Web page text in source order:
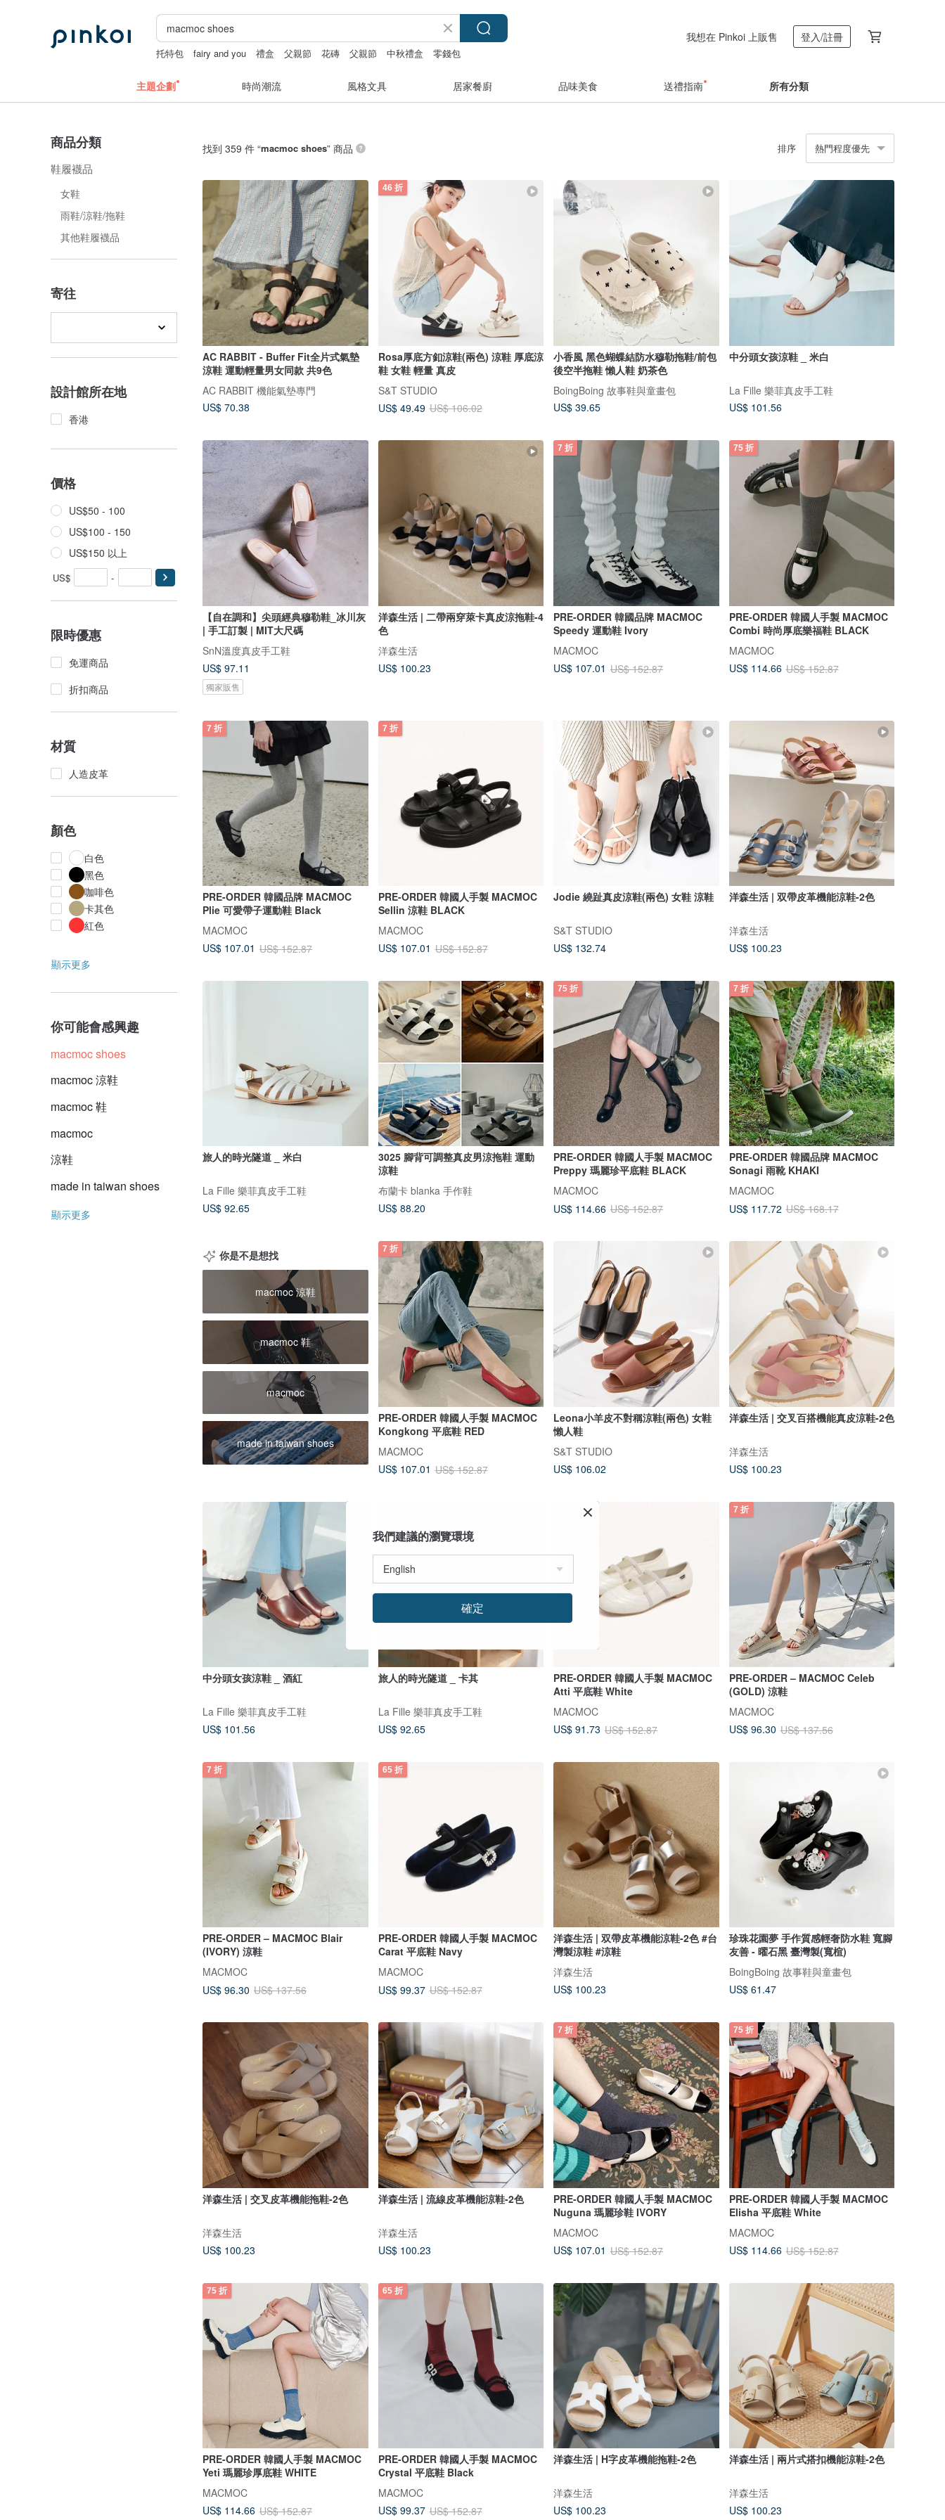
托特包 fairy and you 禮盒 父親節 花磚 父親節 中秋禮盒 零錢包
我想在 Pinkoi 上販售 登入/註冊
主題企劃 時尚潮流 風格文具 居家餐廚 品味美食 送禮指南 所有分類
商品分類
鞋履襪品
女鞋
雨鞋/涼鞋/拖鞋
其他鞋履襪品
寄往
設計館所在地
香港
價格
US$50 - 100
US$100 - 150
US$150 以上
US$ -
限時優惠
免運商品
折扣商品
材質
人造皮革
顏色
白色
黑色
咖啡色
卡其色
紅色
顯示更多
你可能會感興趣
macmoc shoes
macmoc 涼鞋
macmoc 鞋
macmoc
涼鞋
made in taiwan shoes
顯示更多
找到 359 件 “macmoc shoes” 商品 排序 熱門程度優先
AC RABBIT - Buffer Fit全片式氣墊
涼鞋 運動輕量男女同款 共9色
AC RABBIT 機能氣墊專門
US$ 70.38
46 折
Rosa厚底方釦涼鞋(兩色) 涼鞋 厚底涼
鞋 女鞋 輕量 真皮
S&T STUDIO
US$ 49.49 US$ 106.02
小香風 黑色蝴蝶結防水穆勒拖鞋/前包
後空半拖鞋 懶人鞋 奶茶色
BoingBoing 故事鞋與童畫包
US$ 39.65
中分頭女孩涼鞋 _ 米白
La Fille 樂菲真皮手工鞋
US$ 101.56
【自在調和】尖頭經典穆勒鞋_冰川灰
| 手工訂製 | MIT大尺碼
SnN溫度真皮手工鞋
US$ 97.11
獨家販售
洋森生活 | 二帶兩穿萊卡真皮涼拖鞋-4
色
洋森生活
US$ 100.23
7 折
PRE-ORDER 韓國品牌 MACMOC
Speedy 運動鞋 Ivory
MACMOC
US$ 107.01 US$ 152.87
75 折
PRE-ORDER 韓國人手製 MACMOC
Combi 時尚厚底樂福鞋 BLACK
MACMOC
US$ 114.66 US$ 152.87
7 折
PRE-ORDER 韓國品牌 MACMOC
Plie 可愛帶子運動鞋 Black
MACMOC
US$ 107.01 US$ 152.87
7 折
PRE-ORDER 韓國人手製 MACMOC
Sellin 涼鞋 BLACK
MACMOC
US$ 107.01 US$ 152.87
Jodie 繞趾真皮涼鞋(兩色) 女鞋 涼鞋
S&T STUDIO
US$ 132.74
洋森生活 | 双帶皮革機能涼鞋-2色
洋森生活
US$ 100.23
旅人的時光隧道 _ 米白
La Fille 樂菲真皮手工鞋
US$ 92.65
3025 腳背可調整真皮男涼拖鞋 運動
涼鞋
布蘭卡 blanka 手作鞋
US$ 88.20
75 折
PRE-ORDER 韓國人手製 MACMOC
Preppy 瑪麗珍平底鞋 BLACK
MACMOC
US$ 114.66 US$ 152.87
7 折
PRE-ORDER 韓國品牌 MACMOC
Sonagi 雨靴 KHAKI
MACMOC
US$ 117.72 US$ 168.17
你是不是想找
macmoc 涼鞋
macmoc 鞋
macmoc
made in taiwan shoes
7 折
PRE-ORDER 韓國人手製 MACMOC
Kongkong 平底鞋 RED
MACMOC
US$ 107.01 US$ 152.87
Leona小羊皮不對稱涼鞋(兩色) 女鞋
懶人鞋
S&T STUDIO
US$ 106.02
洋森生活 | 交叉百搭機能真皮涼鞋-2色
洋森生活
US$ 100.23
中分頭女孩涼鞋 _ 酒紅
La Fille 樂菲真皮手工鞋
US$ 101.56
旅人的時光隧道 _ 卡其
La Fille 樂菲真皮手工鞋
US$ 92.65
PRE-ORDER 韓國人手製 MACMOC
Atti 平底鞋 White
MACMOC
US$ 91.73 US$ 152.87
7 折
PRE-ORDER – MACMOC Celeb
(GOLD) 涼鞋
MACMOC
US$ 96.30 US$ 137.56
7 折
PRE-ORDER – MACMOC Blair
(IVORY) 涼鞋
MACMOC
US$ 96.30 US$ 137.56
65 折
PRE-ORDER 韓國人手製 MACMOC
Carat 平底鞋 Navy
MACMOC
US$ 99.37 US$ 152.87
洋森生活 | 双帶皮革機能涼鞋-2色 #台
灣製涼鞋 #涼鞋
洋森生活
US$ 100.23
珍珠花園夢 手作質感輕奢防水鞋 寬腳
友善 - 曜石黑 臺灣製(寬楦)
BoingBoing 故事鞋與童畫包
US$ 61.47
洋森生活 | 交叉皮革機能拖鞋-2色
洋森生活
US$ 100.23
洋森生活 | 流線皮革機能涼鞋-2色
洋森生活
US$ 100.23
7 折
PRE-ORDER 韓國人手製 MACMOC
Nuguna 瑪麗珍鞋 IVORY
MACMOC
US$ 107.01 US$ 152.87
75 折
PRE-ORDER 韓國人手製 MACMOC
Elisha 平底鞋 White
MACMOC
US$ 114.66 US$ 152.87
75 折
PRE-ORDER 韓國人手製 MACMOC
Yeti 瑪麗珍厚底鞋 WHITE
MACMOC
US$ 114.66 US$ 152.87
65 折
PRE-ORDER 韓國人手製 MACMOC
Crystal 平底鞋 Black
MACMOC
US$ 99.37 US$ 152.87
洋森生活 | H字皮革機能拖鞋-2色
洋森生活
US$ 100.23
洋森生活 | 兩片式搭扣機能涼鞋-2色
洋森生活
US$ 100.23
我們建議的瀏覽環境
確定